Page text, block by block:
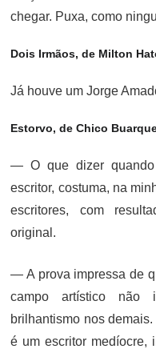
chegar. Puxa, como
Dois Irmãos, de Milton
Já houve um Jorge
Estorvo, de Chico
— O que dizer
escritor, costuma, na
escritores, com
original.
— A prova impressa de
campo artístico não
brilhantismo nos
é um escritor medíocre,